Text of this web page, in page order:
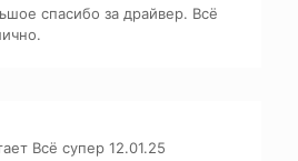
спасибо за драйвер. Всё
Всё супер 12.01.25